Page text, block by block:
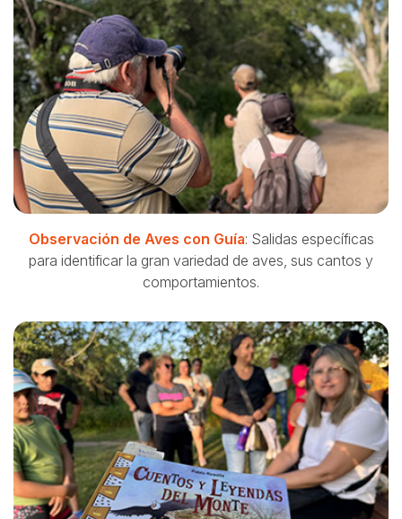
Observación de Aves con Guía: Salidas específicas
para identificar la gran variedad de aves, sus cantos y
comportamientos.